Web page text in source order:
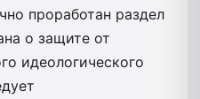
проработан раздел
о защите от
идеологического